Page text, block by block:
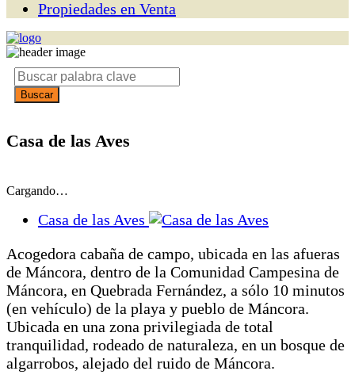
Propiedades en Venta
Casa de las Aves
Cargando…
Casa de las Aves
Acogedora cabaña de campo, ubicada en las afueras
de Máncora, dentro de la Comunidad Campesina de
Máncora, en Quebrada Fernández, a sólo 10 minutos
(en vehículo) de la playa y pueblo de Máncora.
Ubicada en una zona privilegiada de total
tranquilidad, rodeado de naturaleza, en un bosque de
algarrobos, alejado del ruido de Máncora.